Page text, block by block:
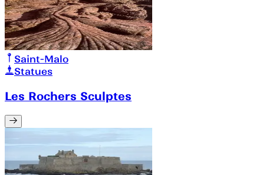
Saint-Malo
Statues
Les Rochers Sculptes